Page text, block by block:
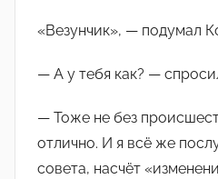
«Везунчик», — подумал
— А у тебя как? —
— Тоже не без
отлично. И я всё же
совета, насчёт